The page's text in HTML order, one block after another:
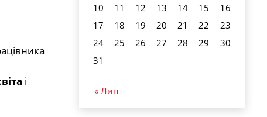
і
10
11 12 13 14 15
16
17
18 19 20 21 22
23
24
25 26 27 28 29
30
31
« Лип